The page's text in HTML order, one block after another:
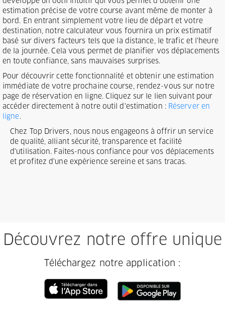
estimation précise de votre course avant même de monter à
bord. En entrant simplement votre lieu de départ et votre
destination, notre calculateur vous fournira un prix estimatif
basé sur divers facteurs tels que la distance, le trafic et l'heure
de la journée. Cela vous permet de planifier vos déplacements
en toute confiance, sans mauvaises surprises.
Pour découvrir cette fonctionnalité et obtenir une estimation
immédiate de votre prochaine course, rendez-vous sur notre
page de réservation en ligne. Cliquez sur le lien suivant pour
accéder directement à notre outil d'estimation : Réserver en
ligne.
Chez Top Drivers, nous nous engageons à offrir un service
de qualité, alliant sécurité, transparence et facilité
d'utilisation. Faites-nous confiance pour vos déplacements
et profitez d'une expérience sereine et sans tracas.
Découvrez notre offre unique
Téléchargez notre application :